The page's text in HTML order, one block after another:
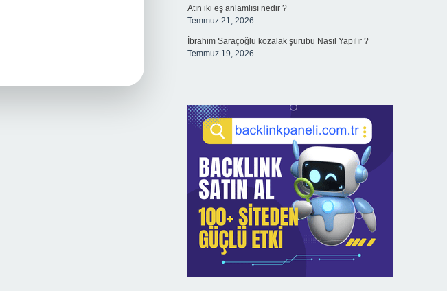
Atın iki eş anlamlısı nedir ?
Temmuz 21, 2026
İbrahim Saraçoğlu kozalak şurubu Nasıl Yapılır ?
Temmuz 19, 2026